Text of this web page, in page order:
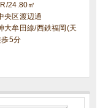
24.80㎡
央区渡辺通
大牟田線/西鉄福岡(天
5分